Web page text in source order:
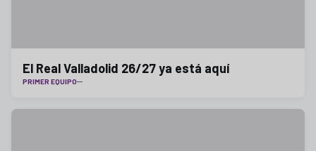
El Real Valladolid 26/27 ya está aquí
PRIMER EQUIPO